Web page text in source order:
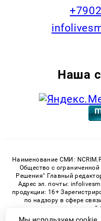
Наша
Наименование СМИ:
Общество с
Решения" Главный
Адрес эл. почты:
продукции: 16+
по надзору в сфере
массовых
номер СМИ ЭЛ №